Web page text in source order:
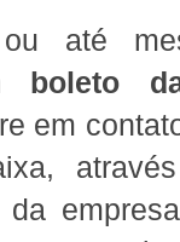
até
boleto
em